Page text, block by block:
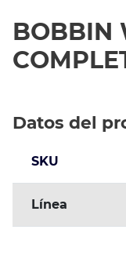
BOBBIN
Datos del
SKU
Línea